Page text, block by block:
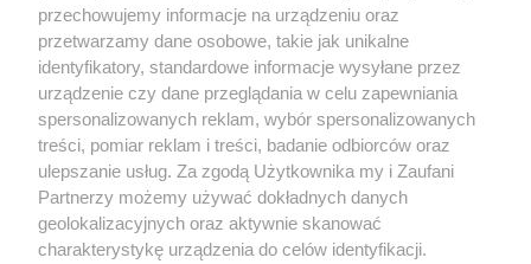
1 / 7
Tężnia Gwarków w
Tarnowskich Górach
Nie zapomnij
zapoznać się z:
polityką prywatności regulamin korzystania z portali
Twojemiasto
Piekary Śląskie
Chorzów
Tarnowskie Góry
Skontakuj sięz nami
Kontakt
Wydawca
Redakcja
przechowujemy informacje na urządzeniu oraz
przetwarzamy dane osobowe, takie jak unikalne
identyfikatory, standardowe informacje wysyłane przez
urządzenie czy dane przeglądania w celu zapewniania
spersonalizowanych reklam, wybór spersonalizowanych
treści, pomiar reklam i treści, badanie odbiorców oraz
ulepszanie usług. Za zgodą Użytkownika my i Zaufani
Partnerzy możemy używać dokładnych danych
geolokalizacyjnych oraz aktywnie skanować
charakterystykę urządzenia do celów identyfikacji.